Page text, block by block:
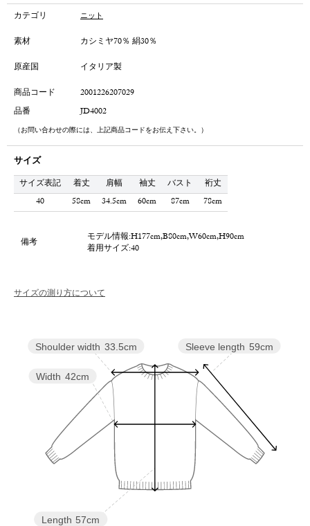
カテゴリ ニット
素材
カシミヤ70％ 絹30％
原産国
イタリア製
商品コード
2001226207029
品番
JD4002
（お問い合わせの際には、上記商品コードをお伝え下さい。）
サイズ
サイズ表記 着丈 肩幅 袖丈 バスト
裄丈
40
58cm 34.5cm 60cm 87cm 78cm
備考
モデル情報:H177cm,B80cm,W60cm,H90cm
着用サイズ:40
サイズの測り方について
Sleeve length 59cm
Length 57cm
Width 42cm
Shoulder width 33.5cm